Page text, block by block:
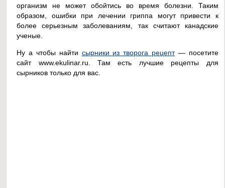
организм не может обойтись во время болезни. Таким
образом, ошибки при лечении гриппа могут привести к
более серьезным заболеваниям, так считают канадские
ученые.
Ну а чтобы найти сырники из творога рецепт— посетите
сайт www.ekulinar.ru. Там есть лучшие рецепты для
сырников только для вас.